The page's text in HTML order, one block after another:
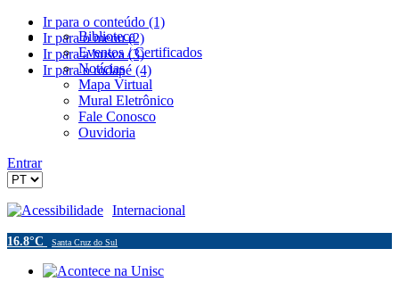
Ir para o conteúdo (1)
Ir para o menu (2)
Ir para a busca (3)
Ir para o rodapé (4)
Biblioteca
Eventos / Certificados
Notícias
Mapa Virtual
Mural Eletrônico
Fale Conosco
Ouvidoria
Entrar
Acessibilidade Internacional
16.8°C Santa Cruz do Sul